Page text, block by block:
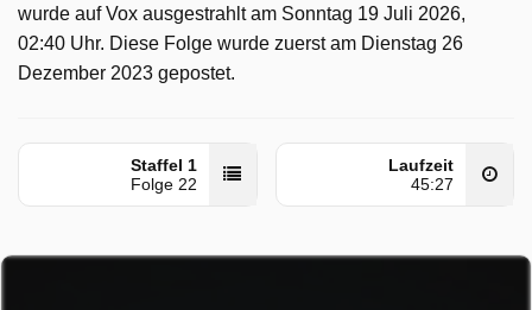
wurde auf Vox ausgestrahlt am Sonntag 19 Juli 2026,
02:40 Uhr. Diese Folge wurde zuerst am Dienstag 26
Dezember 2023 gepostet.
Staffel 1
Folge 22
Laufzeit
45:27